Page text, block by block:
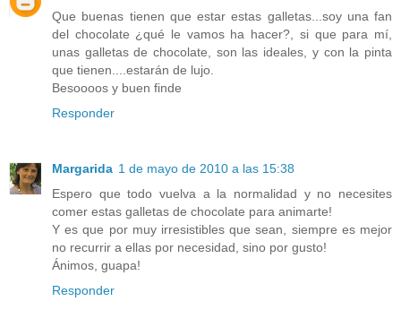
Que buenas tienen que estar estas galletas...soy una fan
del chocolate ¿qué le vamos ha hacer?, si que para mí,
unas galletas de chocolate, son las ideales, y con la pinta
que tienen....estarán de lujo.
Besoooos y buen finde
Responder
Margarida 1 de mayo de 2010 a las 15:38
Espero que todo vuelva a la normalidad y no necesites
comer estas galletas de chocolate para animarte!
Y es que por muy irresistibles que sean, siempre es mejor
no recurrir a ellas por necesidad, sino por gusto!
Ánimos, guapa!
Responder